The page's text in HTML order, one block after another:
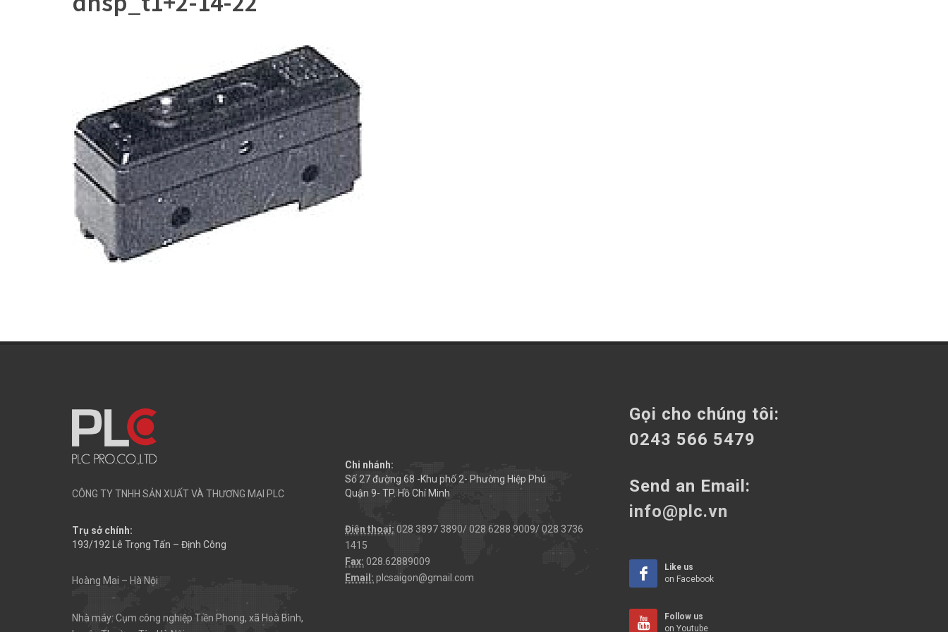
CÔNG TY TNHH SẢN XUẤT VÀ THƯƠNG MẠI PLC
Trụ sở chính:
193/192 Lê Trọng Tấn – Định Công
Hoàng Mai – Hà Nội
Nhà máy: Cụm công nghiệp Tiền Phong, xã Hoà Bình,
Chi nhánh:
Số 27 đường 68 -Khu phố 2- Phường Hiệp Phú
Quận 9- TP. Hồ Chí Minh
Điện thoại: 028 3897 3890/ 028 6288 9009/ 028 3736
1415
Fax: 028.62889009
Email: plcsaigon@gmail.com
Gọi cho chúng tôi:
0243 566 5479
Send an Email:
info@plc.vn
Like us
on Facebook
Follow us
on Youtube